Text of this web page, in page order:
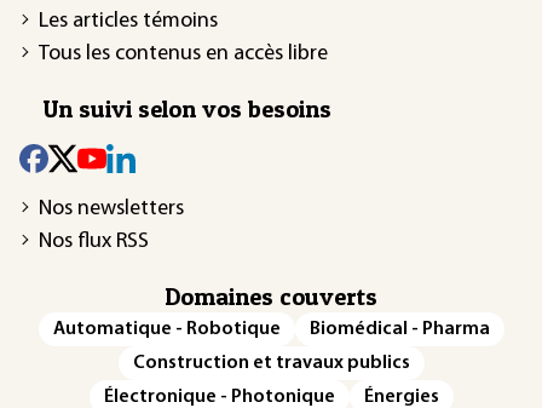
Les articles témoins
Tous les contenus en accès libre
Un suivi selon vos besoins
Nos newsletters
Nos flux RSS
Domaines couverts
Automatique - Robotique
Biomédical - Pharma
Construction et travaux publics
Électronique - Photonique
Énergies